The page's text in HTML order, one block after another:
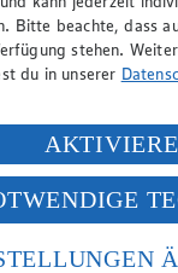
Bitte beachte, dass
stehen.
du in unserer
Daten in den
willigst du im Sinne
verarbeitet werden.
nicht
Behörden.